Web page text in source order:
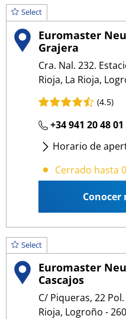
Select
Euromaster
Grajera
Cra. Nal. 232.
Rioja, La Rioja,
(4.5)
+34 941 20 48 01
Horario de
Lunes- Viernes:
Cerrado hasta
Conocer
Select
Euromaster
Cascajos
C/ Piqueras, 22
Rioja, Logroño -